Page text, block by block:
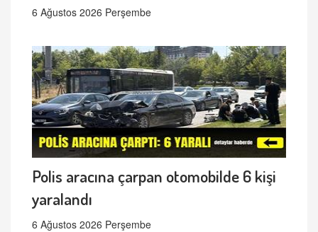
6 Ağustos 2026 Perşembe
Polis aracına çarpan otomobilde 6 kişi
yaralandı
6 Ağustos 2026 Perşembe